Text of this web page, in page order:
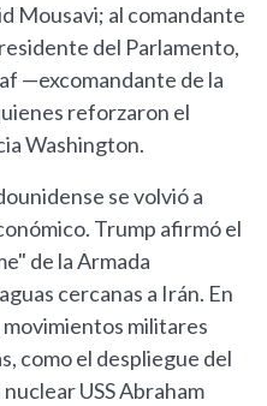
Mousavi; al comandante
del Parlamento,
—excomandante de la
reforzaron el
Washington.
se volvió a
Trump afirmó el
de la Armada
cercanas a Irán. En
militares
como el despliegue del
USS Abraham